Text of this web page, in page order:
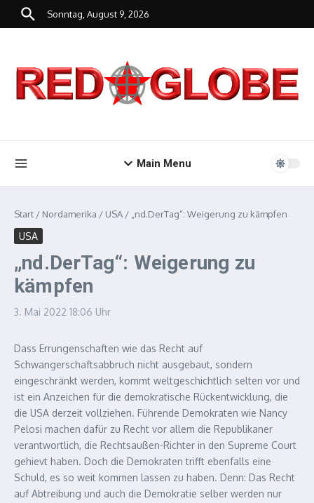
Zum Inhalt springen
Sonntag, August 9, 2026
Main Menu
Start / Nordamerika / USA / „nd.DerTag“: Weigerung zu kämpfen
USA
„nd.DerTag“: Weigerung zu
kämpfen
3. Mai 2022 18:06 Uhr
Dass Errungenschaften wie das Recht auf
Schwangerschaftsabbruch nicht ausgebaut, sondern
eingeschränkt werden, kommt weltgeschichtlich selten vor und
ist ein Anzeichen für die demokratische Rückentwicklung, die
die USA derzeit vollziehen. Führende Demokraten wie Nancy
Pelosi machen dafür zu Recht vor allem die Republikaner
verantwortlich, die Rechtsaußen-Richter in den Supreme Court
gehievt haben. Doch die Demokraten trifft ebenfalls eine
Schuld, es so weit kommen lassen zu haben. Denn: Das Recht
auf Abtreibung und auch die Demokratie selber werden nur